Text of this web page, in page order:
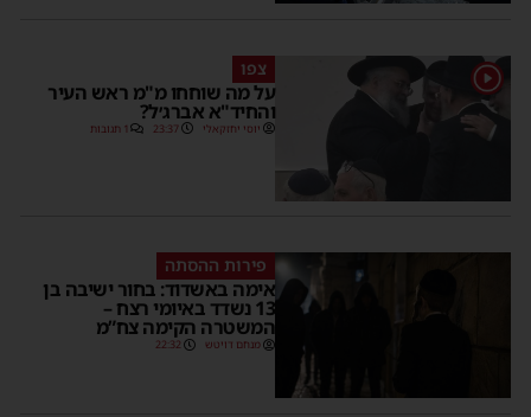
על מה שוחחו מ"מ ראש העיר
והחיד"א אברג׳ל?
יוסי יחזקאלי 23:37 1 תגובות
פירות ההסתה
אימה באשדוד: בחור ישיבה בן
13 נשדד באיומי רצח –
המשטרה הקימה צח”מ
מנחם דויטש 22:32